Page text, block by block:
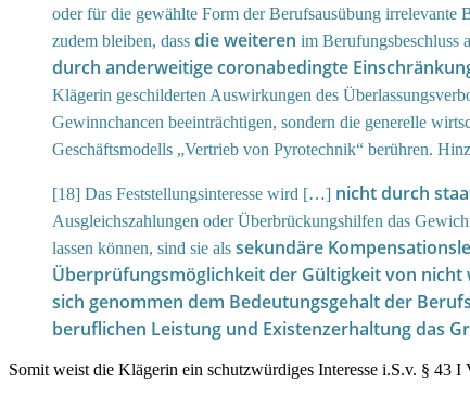
oder für die gewählte Form der Berufsausübung
zudem bleiben, dass die weiteren im Berufungsbeschluss
durch anderweitige coronabedingte
Klägerin geschilderten Auswirkungen des
Gewinnchancen beeinträchtigen, sondern die generelle
Geschäftsmodells „Vertrieb von Pyrotechnik“ berühren.
[18] Das Feststellungsinteresse wird […] nicht durch
Ausgleichszahlungen oder Überbrückungshilfen das
lassen können, sind sie als sekundäre
Überprüfungsmöglichkeit der Gültigkeit von
sich genommen dem Bedeutungsgehalt der
beruflichen Leistung und Existenzerhaltung das
Somit weist die Klägerin ein schutzwürdiges Interesse i.S.v. § 43